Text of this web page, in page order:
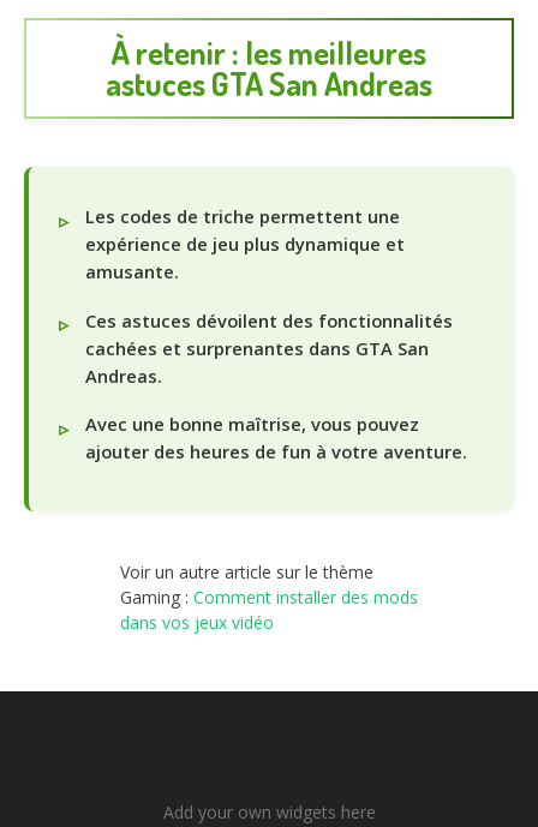
À retenir : les meilleures
astuces GTA San Andreas
Les codes de triche permettent une
expérience de jeu plus dynamique et
amusante.
Ces astuces dévoilent des fonctionnalités
cachées et surprenantes dans GTA San
Andreas.
Avec une bonne maîtrise, vous pouvez
ajouter des heures de fun à votre aventure.
Voir un autre article sur le thème
Gaming : Comment installer des mods
dans vos jeux vidéo
Add your own widgets here